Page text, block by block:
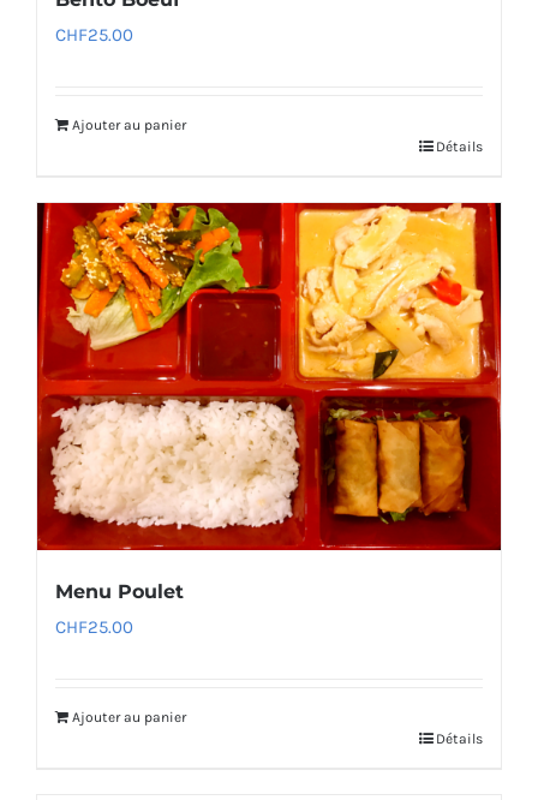
CHF25.00
Ajouter au panier
Détails
Menu Poulet
CHF25.00
Ajouter au panier
Détails